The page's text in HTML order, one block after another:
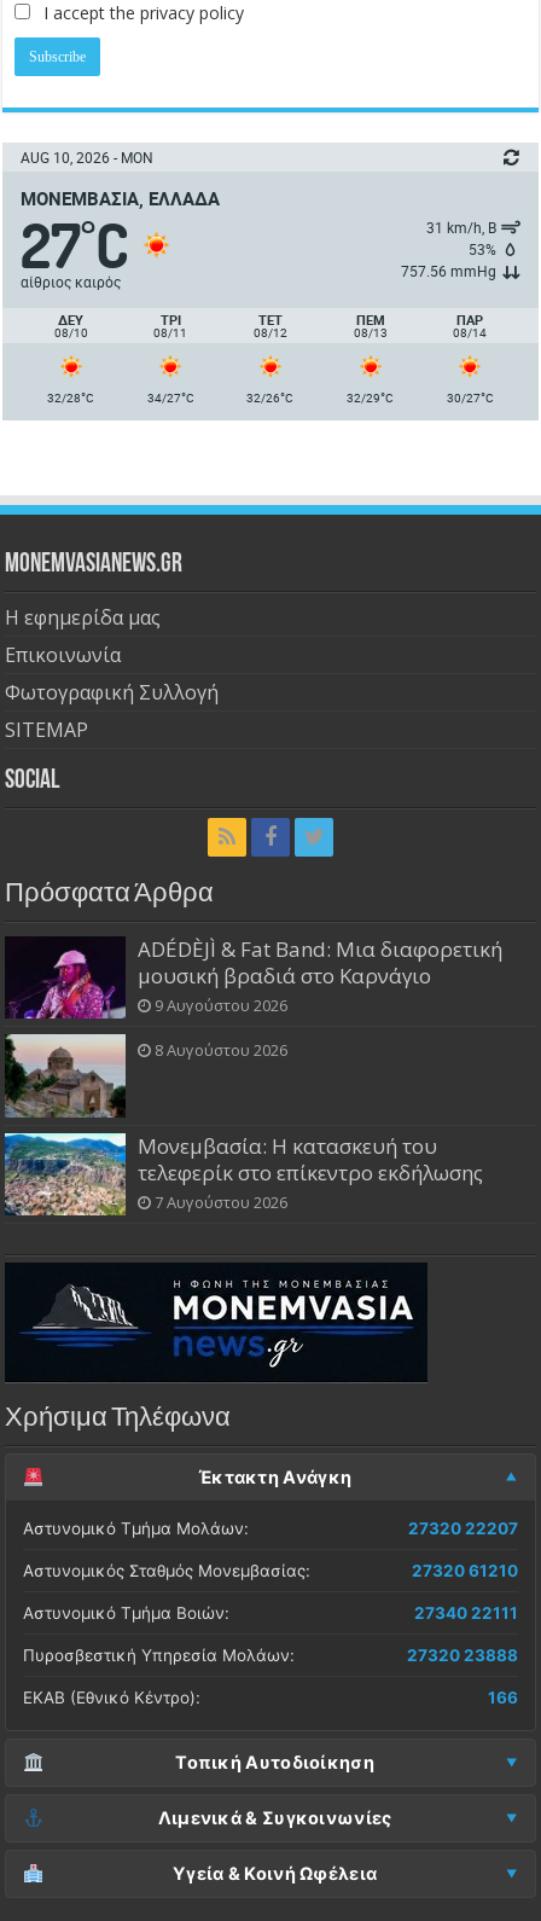
I accept the privacy policy
AUG 10, 2026 - MON
ΜΟΝΕΜΒΑΣΙΆ, ΕΛΛΆΔΑ
27°C
αίθριος καιρός
31 km/h, Β
53%
757.56 mmHg
ΔΕΥ
08/10
ΤΡΙ
08/11
ΤΕΤ
08/12
ΠΈΜ
08/13
ΠΑΡ
08/14
32/28°C 34/27°C 32/26°C 32/29°C 30/27°C
Monemvasianews.gr
Η εφημερίδα μας
Επικοινωνία
Φωτογραφική Συλλογή
SITEMAP
Social
Πρόσφατα Άρθρα
ADÉDÈJÌ & Fat Band: Μια διαφορετική
μουσική βραδιά στο Καρνάγιο
9 Αυγούστου 2026
8 Αυγούστου 2026
Μονεμβασία: Η κατασκευή του
τελεφερίκ στο επίκεντρο εκδήλωσης
7 Αυγούστου 2026
Χρήσιμα Τηλέφωνα
Έκτακτη Ανάγκη
Αστυνομικό Τμήμα Μολάων: 27320 22207
Αστυνομικός Σταθμός Μονεμβασίας: 27320 61210
Αστυνομικό Τμήμα Βοιών: 27340 22111
Πυροσβεστική Υπηρεσία Μολάων: 27320 23888
ΕΚΑΒ (Εθνικό Κέντρο): 166
Τοπική Αυτοδιοίκηση
Δήμος Μονεμβασίας (Έδρα):
Λιμενικά & Συγκοινωνίες
Λιμεναρχείο Μονεμβασίας:
Υγεία & Κοινή Ωφέλεια